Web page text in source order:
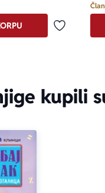
Dodaj u
kupili